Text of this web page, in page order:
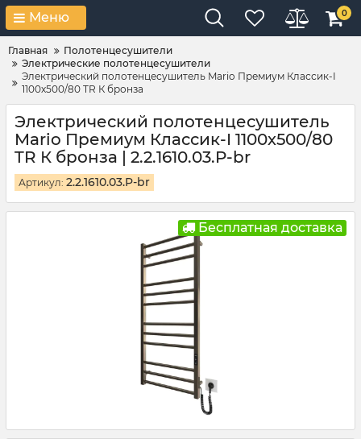
Меню 0
Главная
Полотенцесушители
Электрические полотенцесушители
Электрический полотенцесушитель Mario Премиум Классик-I
1100х500/80 TR К бронза
Электрический полотенцесушитель
Mario Премиум Классик-I 1100х500/80
TR К бронза | 2.2.1610.03.P-br
Артикул: 2.2.1610.03.P-br
Бесплатная доставка